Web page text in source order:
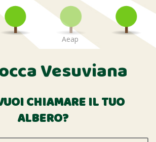
Aeap
Vesuviana
CHIAMARE IL TUO
ALBERO?